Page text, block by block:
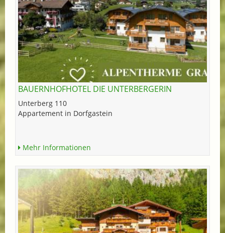
BAUERNHOFHOTEL DIE UNTERBERGERIN
Unterberg 110
Appartement in Dorfgastein
Mehr Informationen